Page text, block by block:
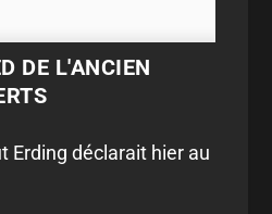
DE L'ANCIEN
Erding déclarait hier au